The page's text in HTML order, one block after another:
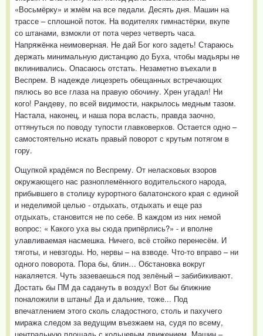
«Восьмёрку» и жмём на все педали. Десять дня. Машин на
трассе – сплошной поток. На водителях гимнастёрки, вкупе
со штанами, взмокли от пота через четверть часа.
Напряжёнка неимоверная. Не дай Бог кого задеть! Стараюсь
держать минимальную дистанцию до Буха, чтобы мадьяры не
вклинивались. Опасаюсь отстать. Незаметно въехали в
Веспрем. В надежде лицезреть обещанных встречающих
пялюсь во все глаза на правую обочину. Хрен угадал! Ни
кого! Рандеву, по всей видимости, накрылось медным тазом.
Настала, наконец, и наша пора всласть, правда заочно,
оттянуться по поводу тупости главковерхов. Остается одно –
самостоятельно искать правый поворот с крутым потягом в
гору.
Ощупкой крадёмся по Веспрему. От неласковых взоров
окружающего нас разноплемённого водительского народа,
прибывшего в столицу курортного балатонского края с единой
и неделимой целью - отдыхать, отдыхать и еще раз
отдыхать, становится не по себе. В каждом из них немой
вопрос: « Какого уха вы сюда припёрлись?» - и вполне
улавливаемая насмешка. Ничего, всё стойко перенесём. И
тяготы, и невзгоды. Но, нервы – на взводе. Что-то вправо – ни
одного поворота. Пора бы, блин… Обстановка вокруг
накаляется. Чуть зазеваешься под зелёный – забибикивают.
Достать бы ПМ да садануть в воздух! Вот бы ближние
поналожили в штаны! Да и дальние, тоже... Под
впечатлением этого сколь сладостного, столь и пахучего
миража следом за ведущим въезжаем на, судя по всему,